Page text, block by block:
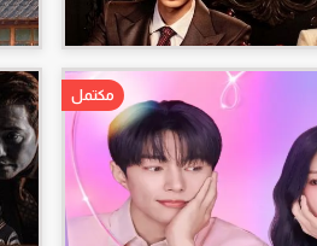
مكتمل